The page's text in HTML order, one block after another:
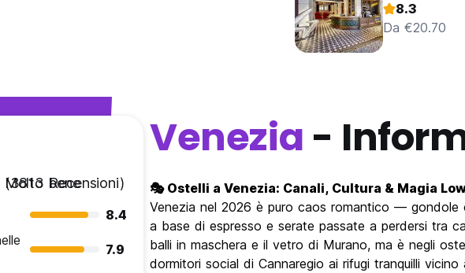
8.3
Da €20.70
Molto bene
(3813 Recensioni)
8.4
7.9
Venezia -
🎭 Ostelli a Venezia: Canali, Cultura & Magia
Venezia nel 2026 è puro caos romantico —
a base di espresso e serate passate a perdersi tra
balli in maschera e il vetro di Murano, ma è negli
dormitori social di Cannaregio ai rifugi tranquilli